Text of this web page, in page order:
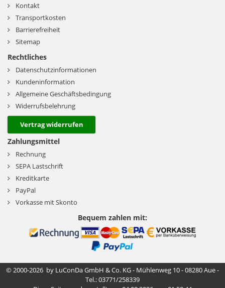
Kontakt
Transportkosten
Barrierefreiheit
Sitemap
Rechtliches
Datenschutzinformationen
Kundeninformation
Allgemeine Geschäftsbedingung
Widerrufsbelehrung
Vertrag widerrufen
Zahlungsmittel
Rechnung
SEPA Lastschrift
Kreditkarte
PayPal
Vorkasse mit Skonto
Bequem zahlen mit:
© 2000-2026 by LuConDa GmbH & Co. KG - Mühlenweg 10 - 08280 Aue -
Tel.: 03771/258339